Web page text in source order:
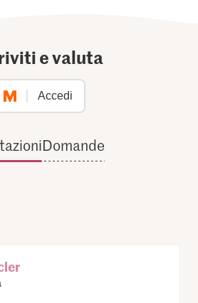
e valuta
Accedi
Domande